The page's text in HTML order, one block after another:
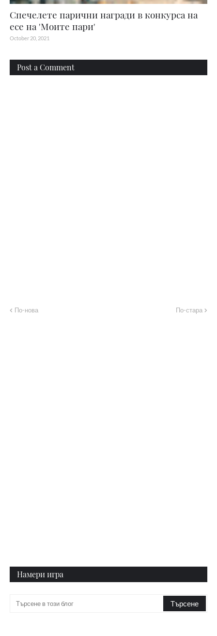
Спечелете парични награди в конкурса на
есе на 'Моите пари'
October 20, 2021
Post a Comment
По-нова По-стара
Намери игра